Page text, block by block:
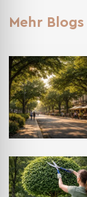
Mehr Blogs